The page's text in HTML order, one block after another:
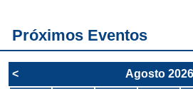
Próximos Eventos
< Agosto 2026